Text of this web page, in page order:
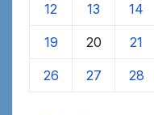
12 13 14
19 20 21
26 27 28